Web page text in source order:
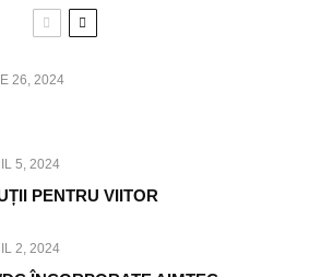
26, 2024
5, 2024
PENTRU VIITOR
2, 2024